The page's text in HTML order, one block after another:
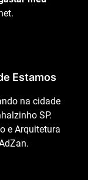
Estamos
na cidade
SP.
e Arquitetura